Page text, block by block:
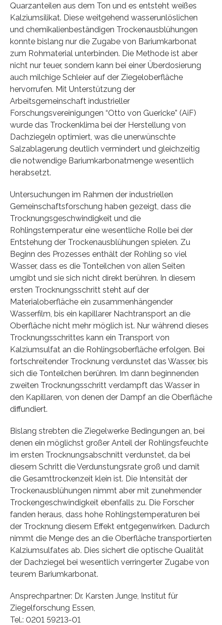
Quarzanteilen aus dem Ton und es entsteht weißes
Kalziumsilikat. Diese weitgehend wasserunlöslichen
und chemikalienbeständigen Trockenausblühungen
konnte bislang nur die Zugabe von Bariumkarbonat
zum Rohmaterial unterbinden. Die Methode ist aber
nicht nur teuer, sondern kann bei einer Überdosierung
auch milchige Schleier auf der Ziegeloberfläche
hervorrufen. Mit Unterstützung der
Arbeitsgemeinschaft industrieller
Forschungsvereinigungen “Otto von Guericke” (AiF)
wurde das Trockenklima bei der Herstellung von
Dachziegeln optimiert, was die unerwünschte
Salzablagerung deutlich vermindert und gleichzeitig
die notwendige Bariumkarbonatmenge wesentlich
herabsetzt.
Untersuchungen im Rahmen der industriellen
Gemeinschaftsforschung haben gezeigt, dass die
Trocknungsgeschwindigkeit und die
Rohlingstemperatur eine wesentliche Rolle bei der
Entstehung der Trockenausblühungen spielen. Zu
Beginn des Prozesses enthält der Rohling so viel
Wasser, dass es die Tonteilchen von allen Seiten
umgibt und sie sich nicht direkt berühren. In diesem
ersten Trocknungsschritt steht auf der
Materialoberfläche ein zusammenhängender
Wasserfilm, bis ein kapillarer Nachtransport an die
Oberfläche nicht mehr möglich ist. Nur während dieses
Trocknungsschrittes kann ein Transport von
Kalziumsulfat an die Rohlingsoberfläche erfolgen. Bei
fortschreitender Trocknung verdunstet das Wasser, bis
sich die Tonteilchen berühren. Im dann beginnenden
zweiten Trocknungsschritt verdampft das Wasser in
den Kapillaren, von denen der Dampf an die Oberfläche
diffundiert.
Bislang strebten die Ziegelwerke Bedingungen an, bei
denen ein möglichst großer Anteil der Rohlingsfeuchte
im ersten Trocknungsabschnitt verdunstet, da bei
diesem Schritt die Verdunstungsrate groß und damit
die Gesamttrockenzeit klein ist. Die Intensität der
Trockenausblühungen nimmt aber mit zunehmender
Trockengeschwindigkeit ebenfalls zu. Die Forscher
fanden heraus, dass hohe Rohlingstemperaturen bei
der Trocknung diesem Effekt entgegenwirken. Dadurch
nimmt die Menge des an die Oberfläche transportierten
Kalziumsulfates ab. Dies sichert die optische Qualität
der Dachziegel bei wesentlich verringerter Zugabe von
teurem Bariumkarbonat.
Ansprechpartner: Dr. Karsten Junge, Institut für
Ziegelforschung Essen,
Tel.: 0201 59213-01